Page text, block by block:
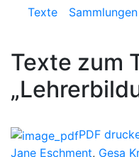
Texte Sammlungen
Texte zum
PDF
Jane Eschment, Gesa